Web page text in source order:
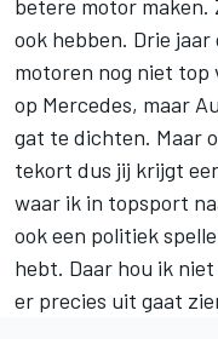
betere motor
ook hebben. Drie
motoren nog niet top
op Mercedes, maar
gat te dichten. Maar
tekort dus jij krijgt
waar ik in topsport
ook een politiek
hebt. Daar hou ik
er precies uit gaat